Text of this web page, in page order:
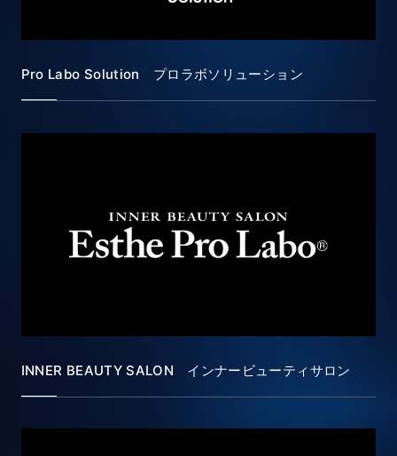
Pro Labo Solution プロラボソリューション
INNER BEAUTY SALON インナービューティサロン